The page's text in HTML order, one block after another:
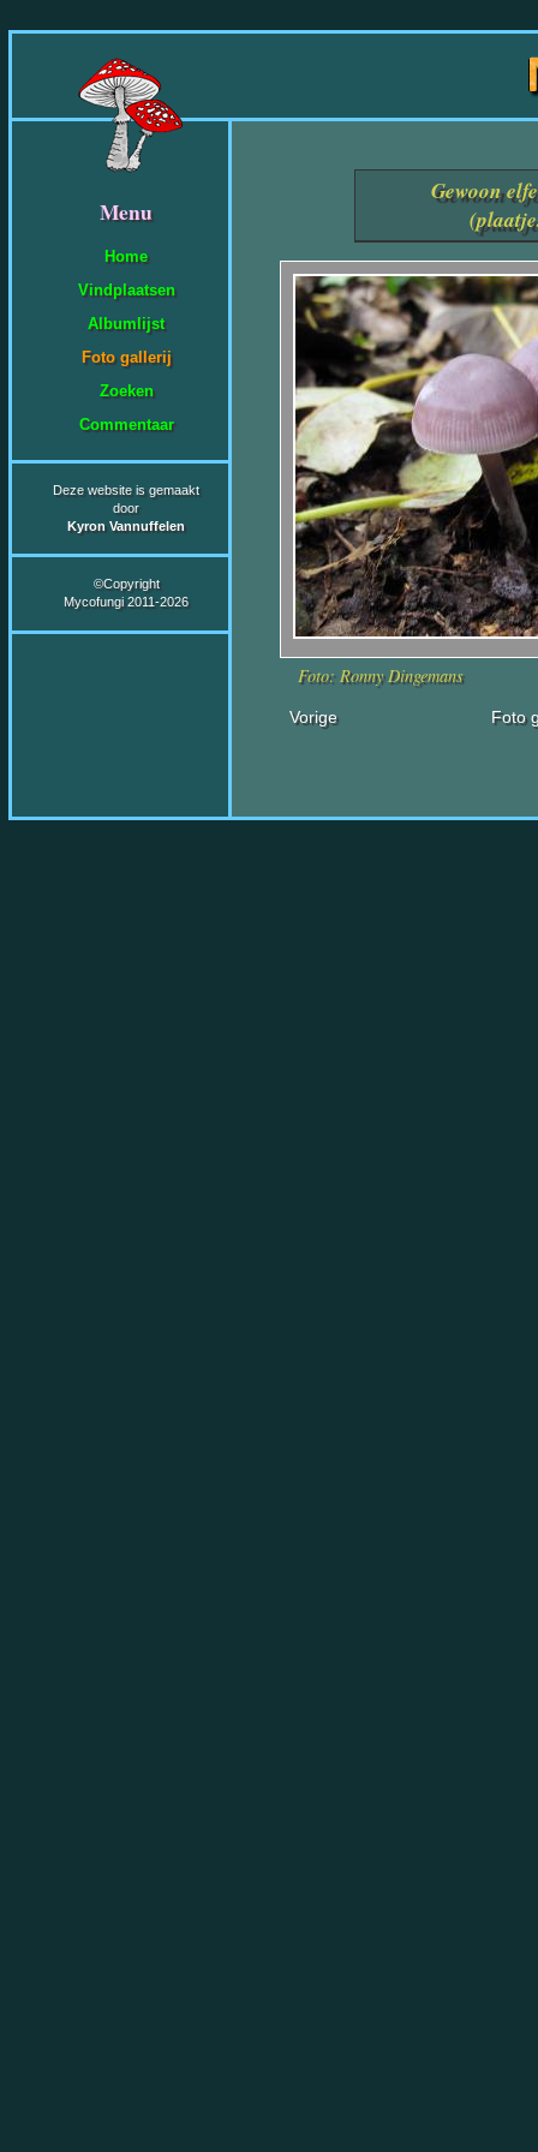
Menu
Home
Vindplaatsen
Albumlijst
Foto gallerij
Zoeken
Commentaar
Deze website is gemaakt
door
Kyron Vannuffelen
©Copyright
Mycofungi 2011-2026
Gewoon
Foto: Ronny Dingemans
Vorige Foto